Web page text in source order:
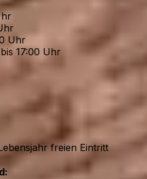
Uhr
17:00 Uhr
freien Eintritt